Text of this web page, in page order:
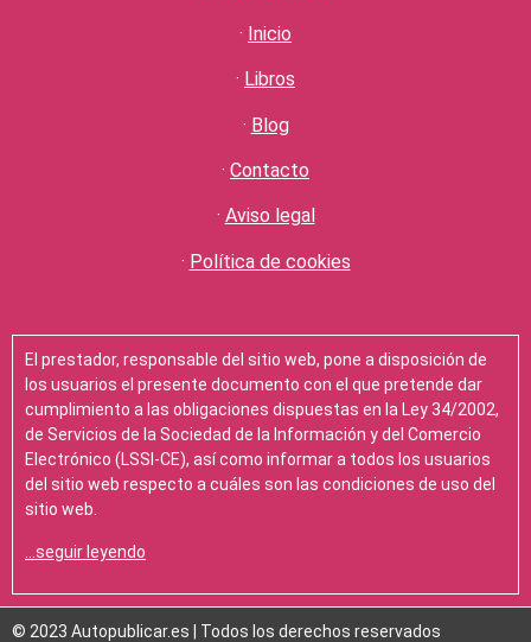
· Inicio
· Libros
· Blog
· Contacto
· Aviso legal
· Política de cookies
El prestador, responsable del sitio web, pone a disposición de
los usuarios el presente documento con el que pretende dar
cumplimiento a las obligaciones dispuestas en la Ley 34/2002,
de Servicios de la Sociedad de la Información y del Comercio
Electrónico (LSSI-CE), así como informar a todos los usuarios
del sitio web respecto a cuáles son las condiciones de uso del
sitio web.
…seguir leyendo
© 2023 Autopublicar.es | Todos los derechos reservados